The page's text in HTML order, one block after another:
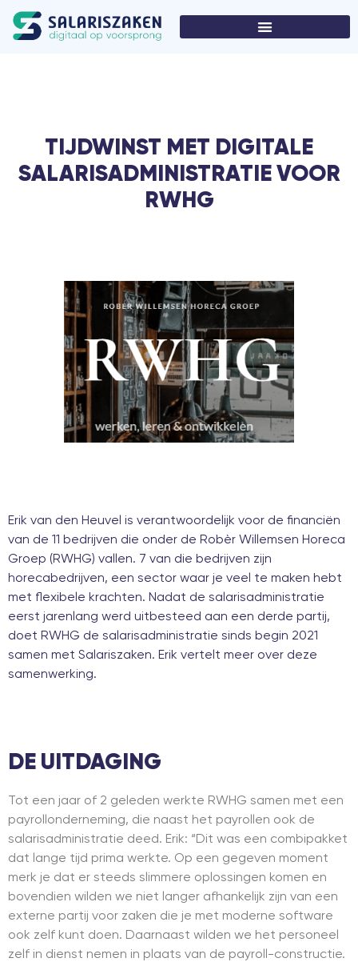
TIJDWINST MET DIGITALE
SALARISADMINISTRATIE VOOR
RWHG
Erik van den Heuvel is verantwoordelijk voor de financiën
van de 11 bedrijven die onder de Robèr Willemsen Horeca
Groep (RWHG) vallen. 7 van die bedrijven zijn
horecabedrijven, een sector waar je veel te maken hebt
met flexibele krachten. Nadat de salarisadministratie
eerst jarenlang werd uitbesteed aan een derde partij,
doet RWHG de salarisadministratie sinds begin 2021
samen met Salariszaken. Erik vertelt meer over deze
samenwerking.
DE UITDAGING
Tot een jaar of 2 geleden werkte RWHG samen met een
payrollonderneming, die naast het payrollen ook de
salarisadministratie deed. Erik: “Dit was een combipakket
dat lange tijd prima werkte. Op een gegeven moment
merk je dat er steeds slimmere oplossingen komen en
bovendien wilden we niet langer afhankelijk zijn van een
externe partij voor zaken die je met moderne software
ook zelf kunt doen. Daarnaast wilden we het personeel
zelf in dienst nemen in plaats van de payroll-constructie.